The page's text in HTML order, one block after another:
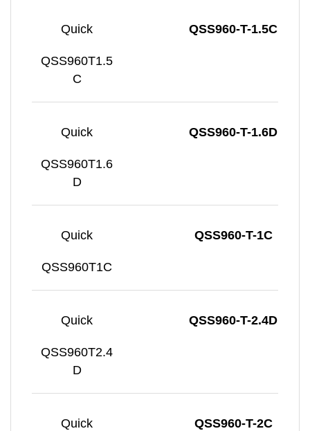
Quick QSS960-T-1.5C
QSS960T1.5
C
Quick QSS960-T-1.6D
QSS960T1.6
D
Quick QSS960-T-1C
QSS960T1C
Quick QSS960-T-2.4D
QSS960T2.4
D
Quick QSS960-T-2C